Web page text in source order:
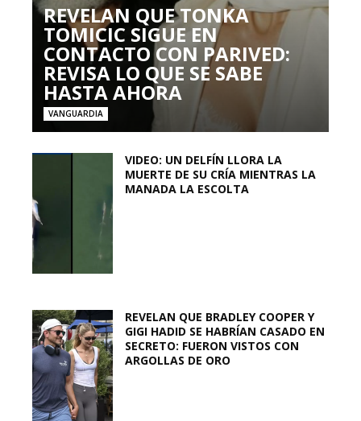
REVELAN QUE TONKA
TOMICIC SIGUE EN
CONTACTO CON PARIVED:
REVISA LO QUE SE SABE
HASTA AHORA
VANGUARDIA
VIDEO: UN DELFÍN LLORA LA
MUERTE DE SU CRÍA MIENTRAS LA
MANADA LA ESCOLTA
REVELAN QUE BRADLEY COOPER Y
GIGI HADID SE HABRÍAN CASADO EN
SECRETO: FUERON VISTOS CON
ARGOLLAS DE ORO